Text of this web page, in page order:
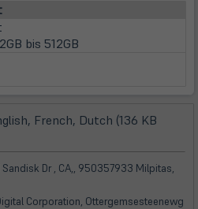
bis 512GB
French, Dutch (136 KB
Dr , CA,, 950357933 Milpitas,
Corporation, Ottergemsesteenewg